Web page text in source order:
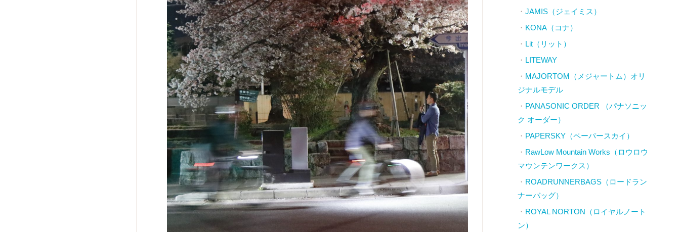
JAMIS（ジェイミス）
KONA（コナ）
Lit（リット）
LITEWAY
MAJORTOM（メジャートム）オリ
ジナルモデル
PANASONIC ORDER （パナソニッ
ク オーダー）
PAPERSKY（ペーパースカイ）
RawLow Mountain Works（ロウロウ
マウンテンワークス）
ROADRUNNERBAGS（ロードラン
ナーバッグ）
ROYAL NORTON（ロイヤルノート
ン）